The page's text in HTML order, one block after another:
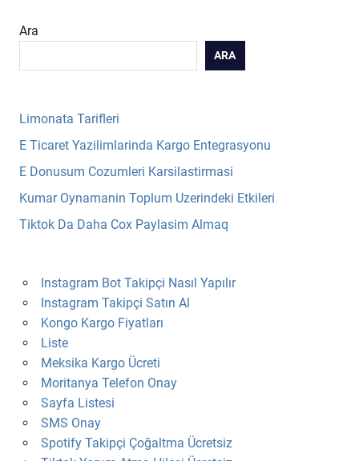
Ara
ARA
Limonata Tarifleri
E Ticaret Yazilimlarinda Kargo Entegrasyonu
E Donusum Cozumleri Karsilastirmasi
Kumar Oynamanin Toplum Uzerindeki Etkileri
Tiktok Da Daha Cox Paylasim Almaq
Instagram Bot Takipçi Nasıl Yapılır
Instagram Takipçi Satın Al
Kongo Kargo Fiyatları
Liste
Meksika Kargo Ücreti
Moritanya Telefon Onay
Sayfa Listesi
SMS Onay
Spotify Takipçi Çoğaltma Ücretsiz